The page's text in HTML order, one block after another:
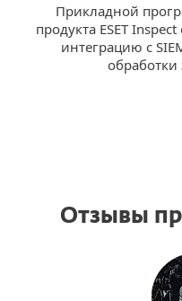
Прикладной
продукта ESET
интеграцию с
обработки
Отзывы